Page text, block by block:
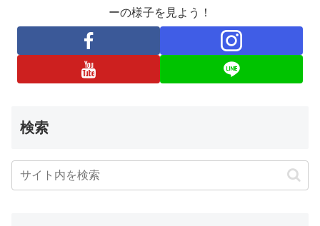
ーの様子を見よう！
検索